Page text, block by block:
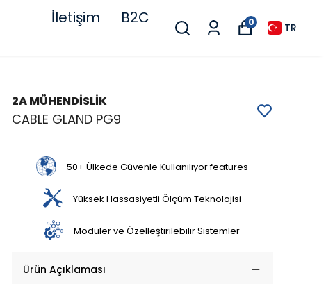
İletişim B2C 0 TR
2A MÜHENDİSLİK
CABLE GLAND PG9
50+ Ülkede Güvenle Kullanılıyor features
Yüksek Hassasiyetli Ölçüm Teknolojisi
Modüler ve Özelleştirilebilir Sistemler
Ürün Açıklaması